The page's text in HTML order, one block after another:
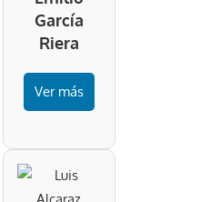
García
Riera
Ver más